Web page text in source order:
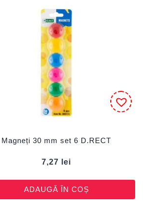
Magneți 30 mm set 6 D.RECT
7,27 lei
ADAUGĂ ÎN COȘ